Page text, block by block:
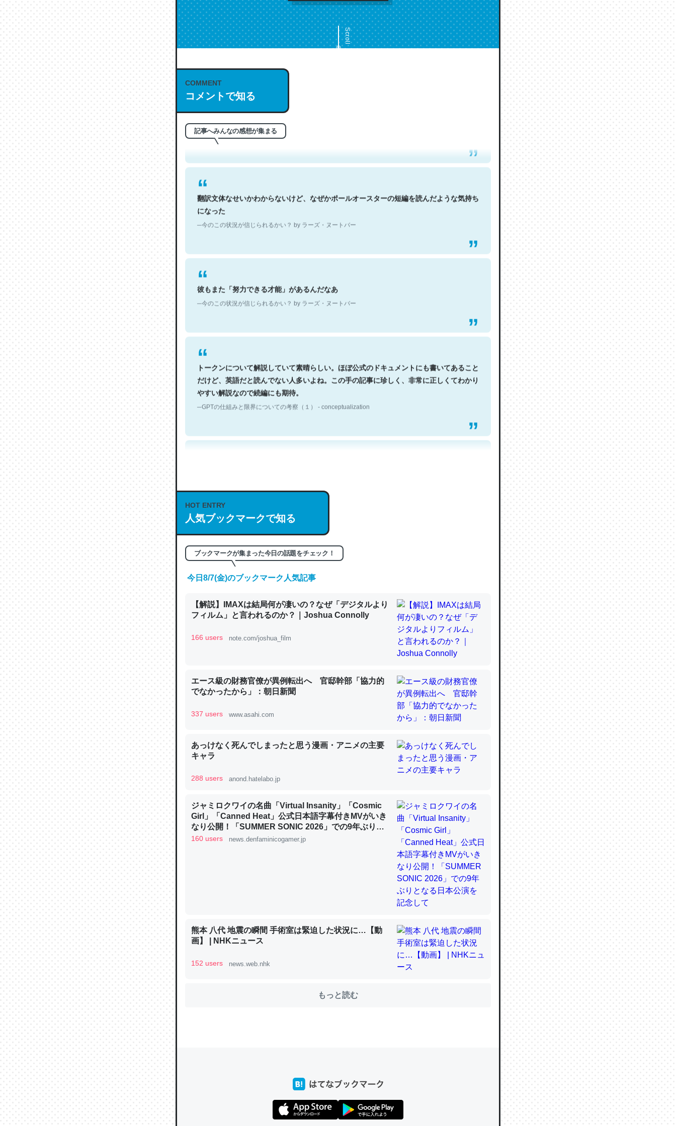
Scroll
COMMENT
コメントで知る
記事へみんなの感想が集まる
これは名文。彼はとてもクレバーなんだろうなと凄く思う。英語少しでも読める人は原文
もお勧め。自分はこの流れ好き。Let’s Fucking Go. Then Covid hit. Shit.
─今のこの状況が信じられるかい？ by ラーズ・ヌートバー
翻訳文体なせいかわからないけど、なぜかポールオースターの短編を読んだような気持ち
になった
─今のこの状況が信じられるかい？ by ラーズ・ヌートバー
彼もまた「努力できる才能」があるんだなあ
─今のこの状況が信じられるかい？ by ラーズ・ヌートバー
トークンについて解説していて素晴らしい。ほぼ公式のドキュメントにも書いてあること
だけど、英語だと読んでない人多いよね。この手の記事に珍しく、非常に正しくてわかり
やすい解説なので続編にも期待。
─GPTの仕組みと限界についての考察（１） - conceptualization
これは良記事。32768トークンだと英語小説100ページ分くらい。小説でいう「ずっと前
の伏線」は回収されないけど、短期記憶というには多い分量。進化すればするほど分かり
やすく強くなりそう
昆虫ってカルシウム少ないのか。知らんかった。調べたらコオロギのカルシウム分はエビ
─ニュース :: 【研究発表】昆虫学の大問題＝「昆虫はなぜ海にいないのか」に関する新仮説
論文では「淡水はカルシウムも酸素も不足してて両方に不利だから両方が拮抗してるので
は」とあって面白い。海にいる鋏角類（カブトガニ・ウミグモ）はカルシウムを使わずキ
これを元に考えるとカルシウムを大量に使う脊椎動物と貝類は苦労してるんだな…。腹足
─ニュース :: 【研究発表】昆虫学の大問題＝「昆虫はなぜ海にいないのか」に関する新仮説
ウチもEchoを実家に置いて４年。でたまに覗いてる。ぼちぼちRingも置こうかと画策
中。あと、Googleマップで位置情報を共有してる。電池残量や充電中かが分かるのでこ
れ見て生きてるなって分かる。
を実質100倍以上に伸ばす効果があるはず……
─たまにLINEするくらいだった遠方の父67歳と僕。ITツール導入でコミュニケーションが劇的に変化し
HOT ENTRY
人気ブックマークで知る
ブックマークが集まった今日の話題をチェック！
今日8/7(金)のブックマーク人気記事
【解説】IMAXは結局何が凄いの？なぜ「デジタルより
フィルム」と言われるのか？｜Joshua Connolly
166 users note.com/joshua_film
エース級の財務官僚が異例転出へ 官邸幹部「協力的
でなかったから」：朝日新聞
337 users www.asahi.com
あっけなく死んでしまったと思う漫画・アニメの主要
キャラ
288 users anond.hatelabo.jp
ジャミロクワイの名曲「Virtual Insanity」「Cosmic
Girl」「Canned Heat」公式日本語字幕付きMVがいき
なり公開！「SUMMER SONIC 2026」での9年ぶりと
なる日本公演を記念して
160 users news.denfaminicogamer.jp
熊本 八代 地震の瞬間 手術室は緊迫した状況に…【動
画】 | NHKニュース
152 users news.web.nhk
もっと読む